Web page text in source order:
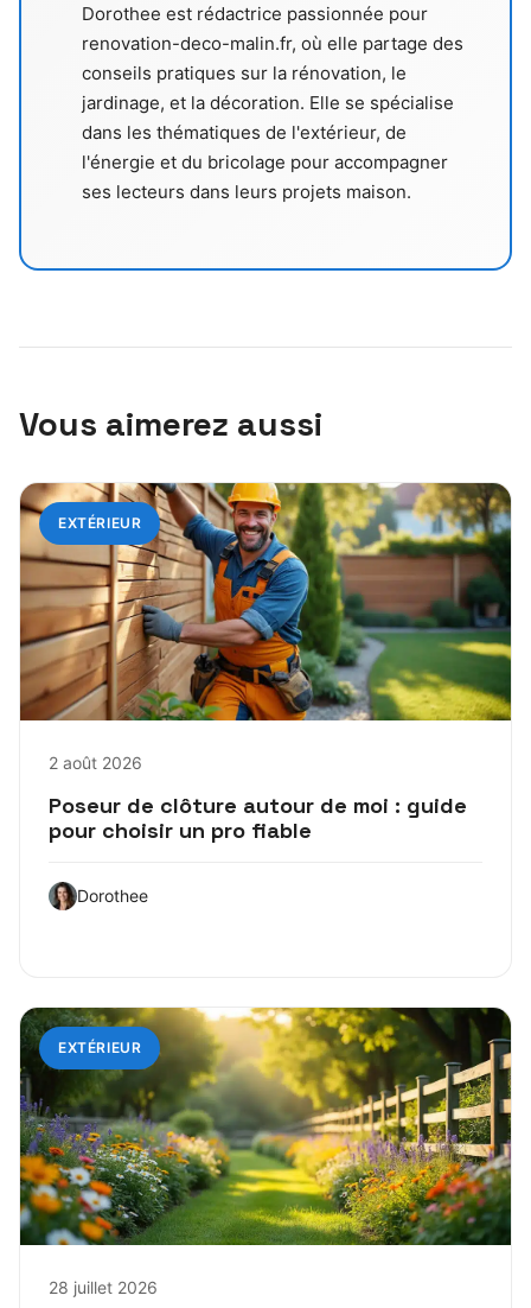
Dorothee est rédactrice passionnée pour
renovation-deco-malin.fr, où elle partage des
conseils pratiques sur la rénovation, le
jardinage, et la décoration. Elle se spécialise
dans les thématiques de l'extérieur, de
l'énergie et du bricolage pour accompagner
ses lecteurs dans leurs projets maison.
Vous aimerez aussi
EXTÉRIEUR
2 août 2026
Poseur de clôture autour de moi : guide
pour choisir un pro fiable
Dorothee
EXTÉRIEUR
28 juillet 2026